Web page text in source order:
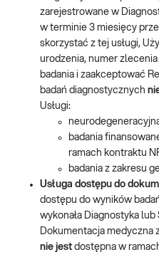
zarejestrowane w
w terminie 3 miesięcy
skorzystać z tej usługi,
urodzenia, numer
badania i zaakceptować
badań diagnostycznych
Usługi:
badania
ramach kontraktu
badania z zakresu
Usługa dostępu do
dostępu do wyników
wykonała Diagnostyka lub
Dokumentacja medyczna
nie jest dostępna w